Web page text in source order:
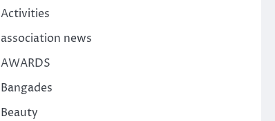
Activities
association news
AWARDS
Bangades
Beauty